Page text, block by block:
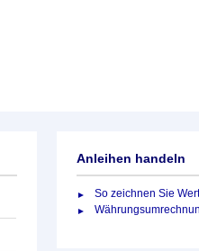
Anleihen handeln
So zeichnen Sie